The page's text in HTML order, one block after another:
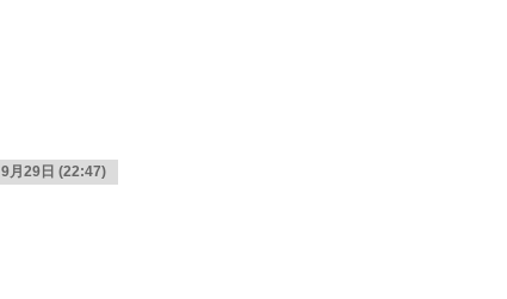
9月29日 (22:47)